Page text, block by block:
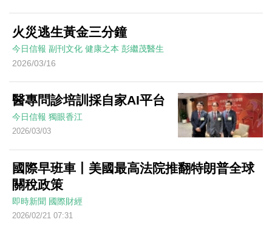
火災逃生黃金三分鐘
今日信報 副刊文化 健康之本 彭繼茂醫生
2026/03/16
醫專問診培訓採自家AI平台
今日信報 獨眼香江
2026/03/03
國際早班車丨美國最高法院推翻特朗普全球
關稅政策
即時新聞 國際財經
2026/02/21 07:31